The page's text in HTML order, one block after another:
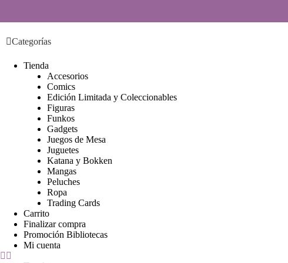
a
t
r
Categorías
Tienda
Accesorios
Comics
Edición Limitada y Coleccionables
Figuras
Funkos
Gadgets
Juegos de Mesa
Juguetes
Katana y Bokken
Mangas
Peluches
Ropa
Trading Cards
Carrito
Finalizar compra
Promoción Bibliotecas
Mi cuenta